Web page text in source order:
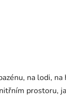
na lodi,
prostoru,